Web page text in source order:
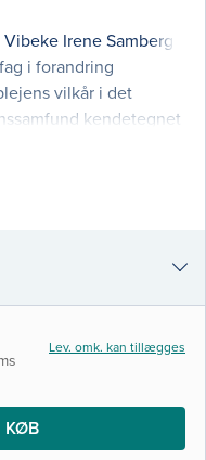
Vibeke Irene Samberg
i forandring
vilkår i det
kendetegnet
og metoder
Lev. omk. kan tillægges
KØB